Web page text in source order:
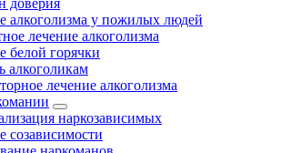
доверия
алкоголизма у пожилых людей
лечение алкоголизма
белой горячки
алкоголикам
лечение алкоголизма
наркозависимых
созависимости